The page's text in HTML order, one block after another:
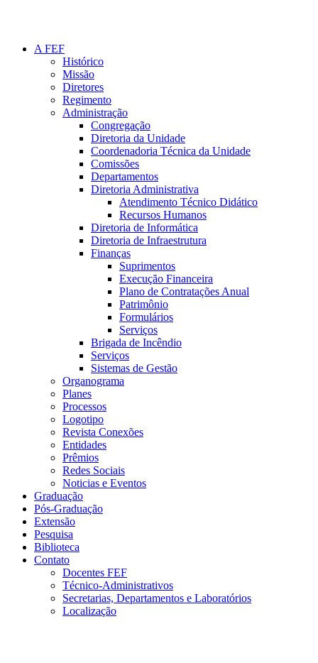
A FEF
Histórico
Missão
Diretores
Regimento
Administração
Congregação
Diretoria da Unidade
Coordenadoria Técnica da Unidade
Comissões
Departamentos
Diretoria Administrativa
Atendimento Técnico Didático
Recursos Humanos
Diretoria de Informática
Diretoria de Infraestrutura
Finanças
Suprimentos
Execução Financeira
Plano de Contratações Anual
Patrimônio
Formulários
Serviços
Brigada de Incêndio
Serviços
Sistemas de Gestão
Organograma
Planes
Processos
Logotipo
Revista Conexões
Entidades
Prêmios
Redes Sociais
Noticias e Eventos
Graduação
Pós-Graduação
Extensão
Pesquisa
Biblioteca
Contato
Docentes FEF
Técnico-Administrativos
Secretarias, Departamentos e Laboratórios
Localização